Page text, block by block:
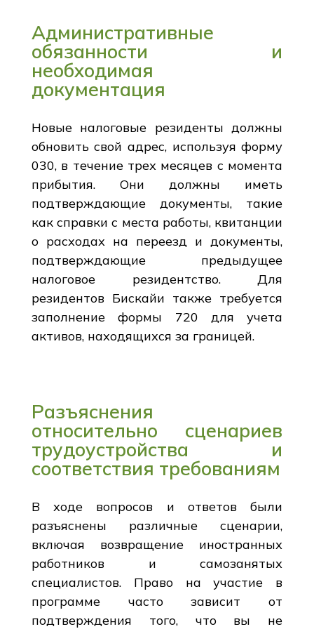
Административные
обязанности и
необходимая
документация
Новые налоговые резиденты должны
обновить свой адрес, используя форму
030, в течение трех месяцев с момента
прибытия. Они должны иметь
подтверждающие документы, такие
как справки с места работы, квитанции
о расходах на переезд и документы,
подтверждающие предыдущее
налоговое резидентство. Для
резидентов Бискайи также требуется
заполнение формы 720 для учета
активов, находящихся за границей.
Разъяснения
относительно сценариев
трудоустройства и
соответствия требованиям
В ходе вопросов и ответов были
разъяснены различные сценарии,
включая возвращение иностранных
работников и самозанятых
специалистов. Право на участие в
программе часто зависит от
подтверждения того, что вы не